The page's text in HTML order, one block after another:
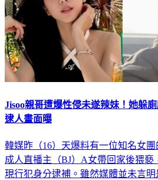
Jisoo親哥遭爆性侵未遂辣妹！她躲
逮人畫面曝
韓媒昨（16）天爆料有一位知名女
成人直播主（BJ）A女帶回家後猥
現行犯身分逮補。雖然媒體並未言明